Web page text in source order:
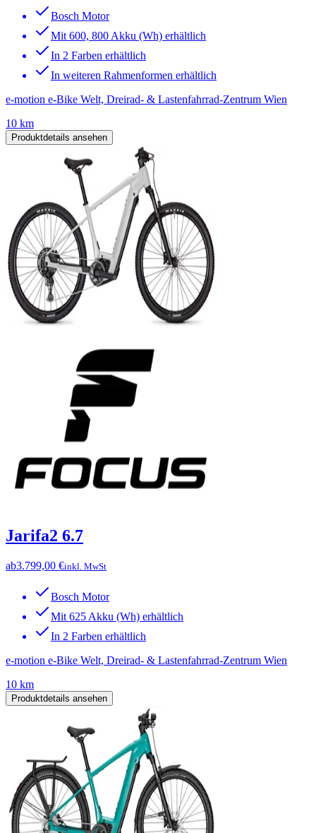
Bosch Motor
Mit 600, 800 Akku (Wh) erhältlich
In 2 Farben erhältlich
In weiteren Rahmenformen erhältlich
e-motion e-Bike Welt, Dreirad- & Lastenfahrrad-Zentrum Wien
10 km
Produktdetails ansehen
Jarifa2 6.7
ab3.799,00 €inkl. MwSt
Bosch Motor
Mit 625 Akku (Wh) erhältlich
In 2 Farben erhältlich
e-motion e-Bike Welt, Dreirad- & Lastenfahrrad-Zentrum Wien
10 km
Produktdetails ansehen